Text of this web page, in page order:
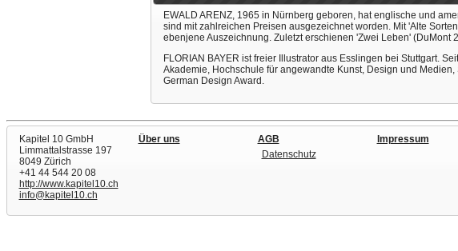
EWALD ARENZ, 1965 in Nürnberg geboren, hat englische und
sind mit zahlreichen Preisen ausgezeichnet worden. Mit 'Alte
ebenjene Auszeichnung. Zuletzt erschienen 'Zwei Leben' (DuMont
FLORIAN BAYER ist freier Illustrator aus Esslingen bei Stuttgart.
Akademie, Hochschule für angewandte Kunst, Design und
German Design Award.
Kapitel 10 GmbH
Limmattalstrasse 197
8049 Zürich
+41 44 544 20 08
http://www.kapitel10.ch
info@kapitel10.ch
Über uns
AGB
Datenschutz
Impressum